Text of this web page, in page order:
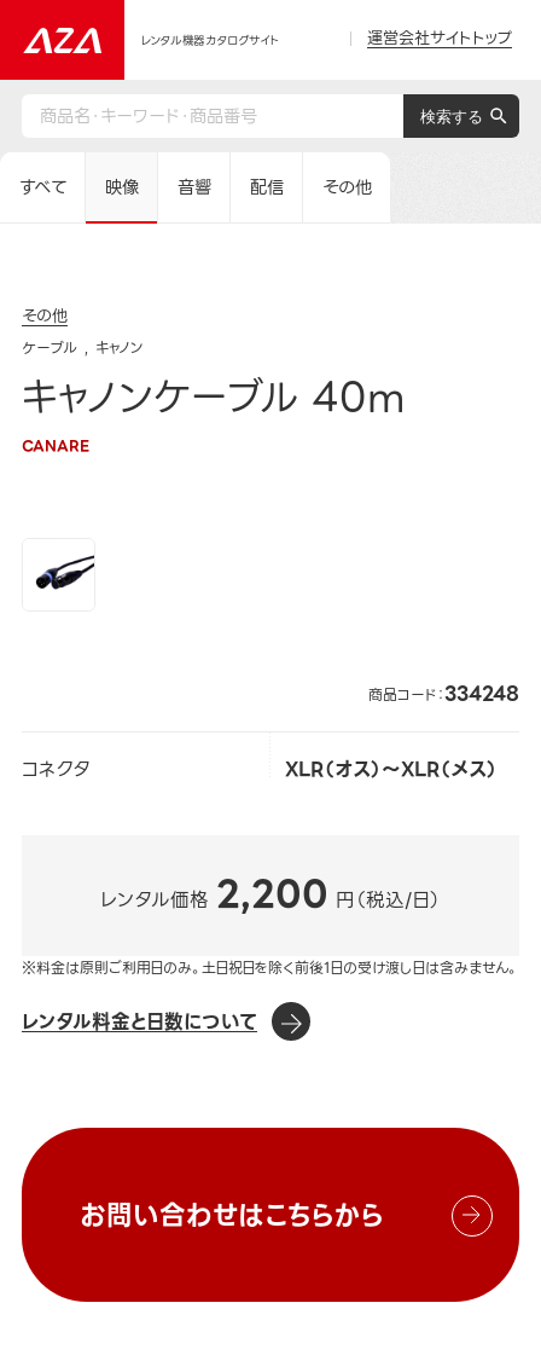
レンタル機器カタログサイト 運営会社サイトトップ
すべて 映像 音響 配信 その他
その他
ケーブル キャノン
キャノンケーブル 40m
CANARE
商品コード：334248
コネクタ XLR（オス）～XLR（メス）
レンタル価格 2,200 円（税込/日）
※料金は原則ご利用日のみ。土日祝日を除く前後1日の受け渡し日は含みません。
レンタル料金と日数について
お問い合わせはこちらから